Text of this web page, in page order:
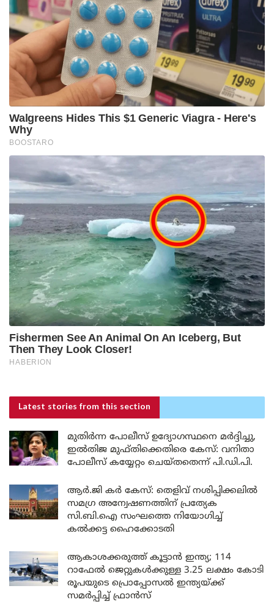
Latest stories from this section
മുതിർന്ന പോലീസ് ഉദ്യോഗസ്ഥനെ മർദ്ദിച്ചു,
ഇൽതിജ മുഫ്തിക്കെതിരെ കേസ്: വനിതാ
പോലീസ് കയ്യേറ്റം ചെയ്തതെന്ന് പി.ഡി.പി.
ആർ.ജി കർ കേസ്: തെളിവ് നശിപ്പിക്കലിൽ
സമഗ്ര അന്വേഷണത്തിന് പ്രത്യേക
സി.ബി.ഐ സംഘത്തെ നിയോഗിച്ച്
കൽക്കട്ട ഹൈക്കോടതി
ആകാശക്കരുത്ത് കൂട്ടാൻ ഇന്ത്യ; 114
റാഫേൽ ജെറ്റുകൾക്കുള്ള 3.25 ലക്ഷം കോടി
രൂപയുടെ പ്രൊപ്പോസൽ ഇന്ത്യയ്ക്ക്
സമർപ്പിച്ച് ഫ്രാൻസ്